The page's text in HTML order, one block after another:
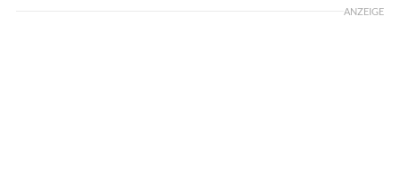
ANZEIGE